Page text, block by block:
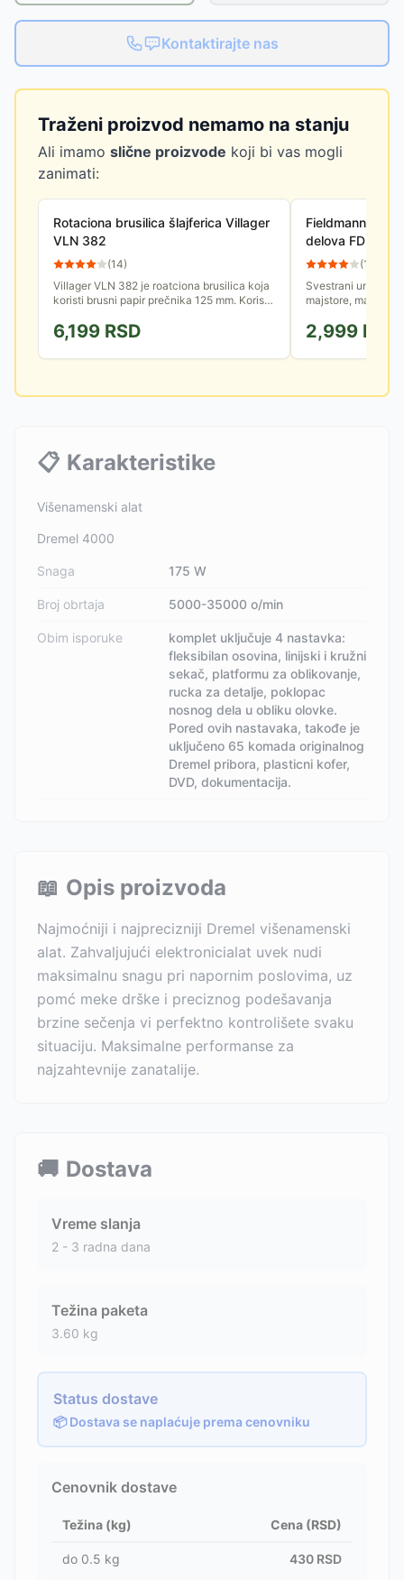
Kontaktirajte nas
Traženi proizvod nemamo na stanju
Ali imamo slične proizvode koji bi vas mogli
zanimati:
Rotaciona brusilica šlajferica Villager
VLN 382
(14)
Villager VLN 382 je roatciona brusilica koja
koristi brusni papir prečnika 125 mm. Koristi
ravnih...
6,199 RSD
Fieldmann Mini
delova FDMB
(15
Svestrani
majstore, male
kontinuiranom
2,999 RSD
📋 Karakteristike
Višenamenski alat
Dremel 4000
Snaga 175 W
Broj obrtaja 5000-35000 o/min
Obim isporuke
komplet uključuje 4 nastavka:
fleksibilan osovina, linijski i kružni
sekač, platformu za oblikovanje,
rucka za detalje, poklopac
nosnog dela u obliku olovke.
Pored ovih nastavaka, takođe je
uključeno 65 komada originalnog
Dremel pribora, plasticni kofer,
DVD, dokumentacija.
📖 Opis proizvoda
Najmoćniji i najprecizniji Dremel višenamenski
alat. Zahvaljujući elektronicialat uvek nudi
maksimalnu snagu pri napornim poslovima, uz
pomć meke drške i preciznog podešavanja
brzine sečenja vi perfektno kontrolišete svaku
situaciju. Maksimalne performanse za
najzahtevnije zanatalije.
🚚 Dostava
Vreme slanja
2 - 3 radna dana
Težina paketa
3.60 kg
Status dostave
📦 Dostava se naplaćuje prema cenovniku
Cenovnik dostave
Težina (kg) Cena (RSD)
do 0.5 kg 430 RSD